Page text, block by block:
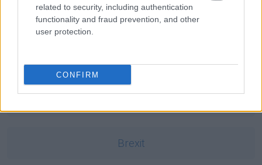
related to security, including authentication
functionality and fraud prevention, and other
user protection.
CONFIRM
edykuł
Brexit